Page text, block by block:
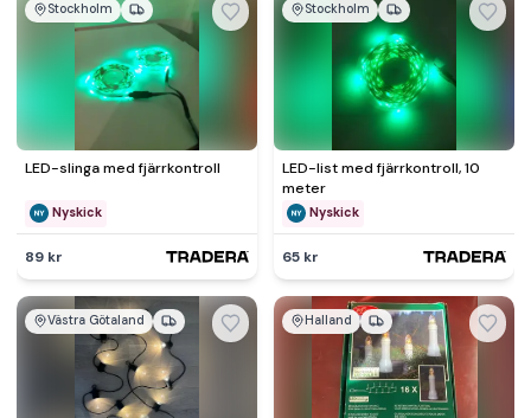
Stockholm
LED-slinga med fjärrkontroll
Nyskick
89 kr
Stockholm
LED-list med fjärrkontroll, 10
meter
Nyskick
65 kr
Västra Götaland Halland